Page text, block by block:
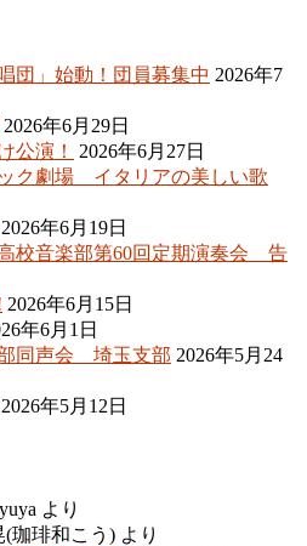
団」始動！団員募集中 2026年7
2026年6月29日
公演！
2026年6月27日
ク劇場 イタリアの美しい歌
2026年6月19日
校音楽部第60回定期演奏会 告
2026年6月15日
年6月1日
同声会 埼玉支部 2026年5月24
2026年5月12日
より
(珈琲和こう) より